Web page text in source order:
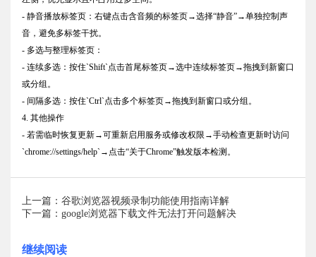
- 静音播放标签页：右键点击含音频的标签页→选择“静音”→单独控制声
音，避免多标签干扰。
- 多选与整理标签页：
- 连续多选：按住`Shift`点击首尾标签页→选中连续标签页→拖拽到新窗口
或分组。
- 间隔多选：按住`Ctrl`点击多个标签页→拖拽到新窗口或分组。
4. 其他操作
- 若需临时恢复更新→可重新启用服务或修改权限→手动检查更新时访问
`chrome://settings/help`→点击“关于Chrome”触发版本检测。
上一篇：谷歌浏览器视频录制功能使用指南详解
下一篇：google浏览器下载文件无法打开问题解决
继续阅读